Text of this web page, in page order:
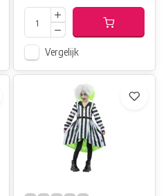
Vergelijk